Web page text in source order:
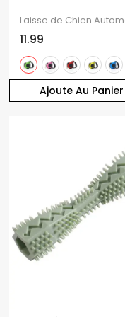
Ajoute Au Panier
11.99